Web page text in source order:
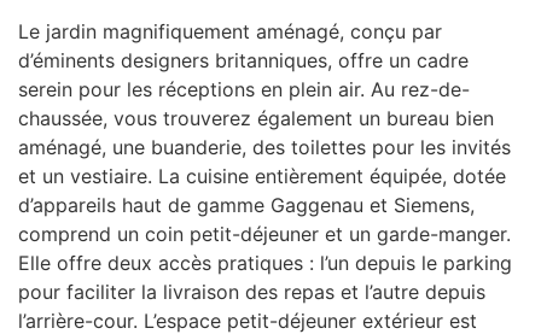
Le jardin magnifiquement aménagé, conçu par
d’éminents designers britanniques, offre un cadre
serein pour les réceptions en plein air. Au rez-de-
chaussée, vous trouverez également un bureau bien
aménagé, une buanderie, des toilettes pour les invités
et un vestiaire. La cuisine entièrement équipée, dotée
d’appareils haut de gamme Gaggenau et Siemens,
comprend un coin petit-déjeuner et un garde-manger.
Elle offre deux accès pratiques : l’un depuis le parking
pour faciliter la livraison des repas et l’autre depuis
l’arrière-cour. L’espace petit-déjeuner extérieur est